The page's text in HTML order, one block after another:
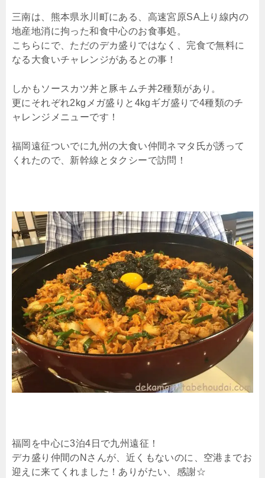
三南は、熊本県氷川町にある、高速宮原SA上り線内の
地産地消に拘った和食中心のお食事処。
こちらにで、ただのデカ盛りではなく、完食で無料に
なる大食いチャレンジがあるとの事！
しかもソースカツ丼と豚キムチ丼2種類があり。
更にそれぞれ2kgメガ盛りと4kgギガ盛りで4種類のチ
ャレンジメニューです！
福岡遠征ついでに九州の大食い仲間ネマタ氏が誘って
くれたので、新幹線とタクシーで訪問！
福岡を中心に3泊4日で九州遠征！
デカ盛り仲間のNさんが、近くもないのに、空港までお
迎えに来てくれました！ありがたい、感謝☆